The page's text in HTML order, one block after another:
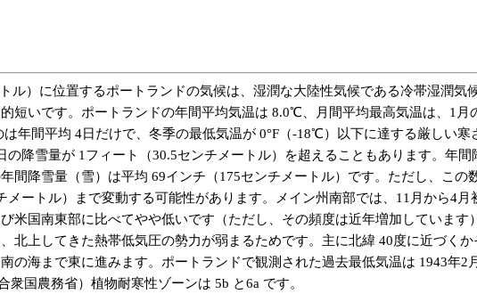
ル）に位置するポートランドの気候は、湿潤な大陸性気候である冷帯湿潤
短いです。ポートランドの年間平均気温は 8.0℃、月間平均最高気温は、1
年間平均 4日だけで、冬季の最低気温が 0°F（-18℃）以下に達する厳しい
降雪量が 1フィート（30.5センチメートル）を超えることもあります。年間
間降雪量（雪）は平均 69インチ（175センチメートル）です。ただし、こ
ートル）まで変動する可能性があります。メイン州南部では、11月から4
米国南東部に比べてやや低いです（ただし、その頻度は近年増加しています
北上してきた熱帯低気圧の勢力が弱まるためです。主に北緯 40度に近づく
の海まで東に進みます。ポートランドで観測された過去最低気温は 1943年
国農務省）植物耐寒性ゾーンは 5b と6a です。